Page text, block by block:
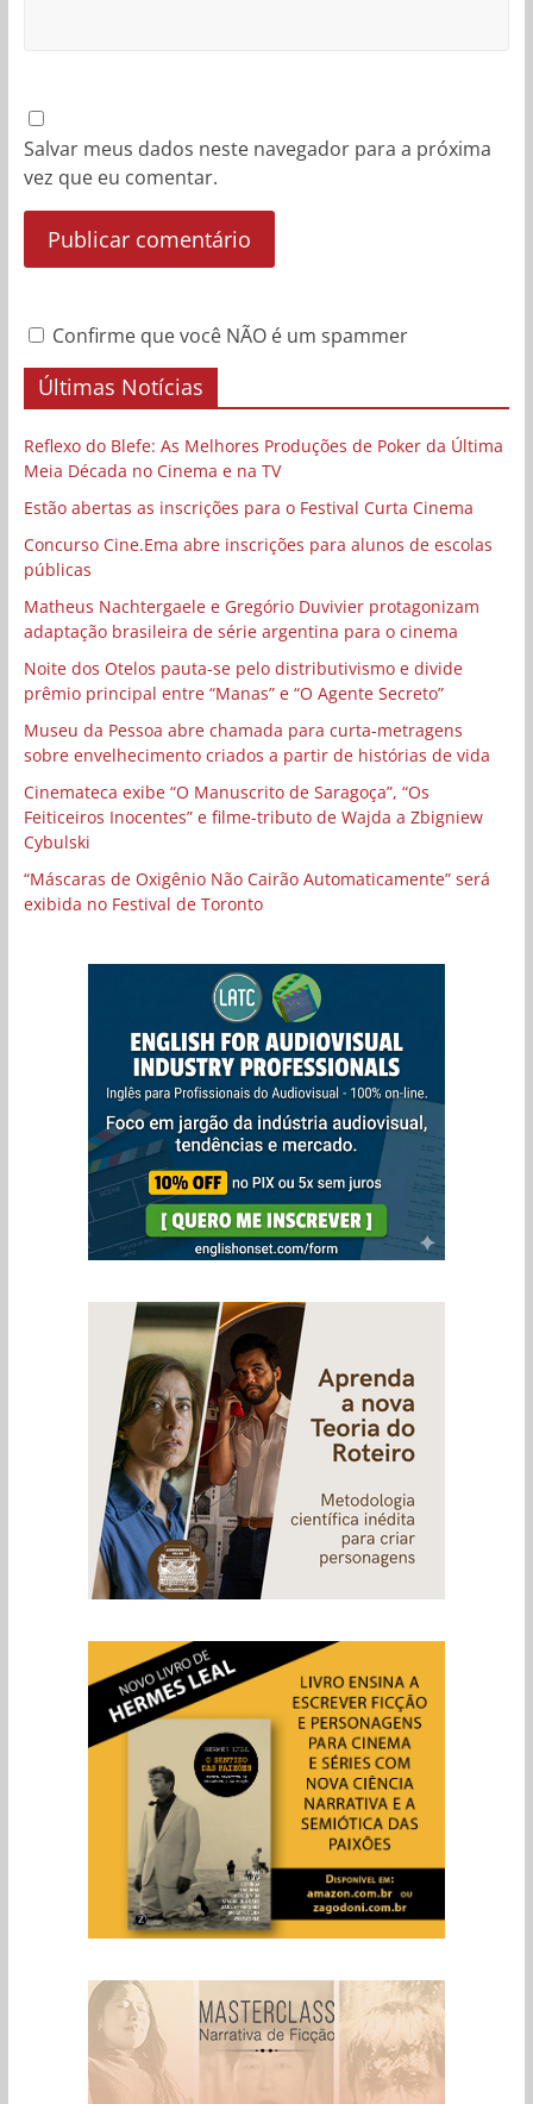
Salvar meus dados neste navegador para a próxima
vez que eu comentar.
Confirme que você NÃO é um spammer
Últimas Notícias
Reflexo do Blefe: As Melhores Produções de Poker da Última
Meia Década no Cinema e na TV
Estão abertas as inscrições para o Festival Curta Cinema
Concurso Cine.Ema abre inscrições para alunos de escolas
públicas
Matheus Nachtergaele e Gregório Duvivier protagonizam
adaptação brasileira de série argentina para o cinema
Noite dos Otelos pauta-se pelo distributivismo e divide
prêmio principal entre “Manas” e “O Agente Secreto”
Museu da Pessoa abre chamada para curta-metragens
sobre envelhecimento criados a partir de histórias de vida
Cinemateca exibe “O Manuscrito de Saragoça”, “Os
Feiticeiros Inocentes” e filme-tributo de Wajda a Zbigniew
Cybulski
“Máscaras de Oxigênio Não Cairão Automaticamente” será
exibida no Festival de Toronto